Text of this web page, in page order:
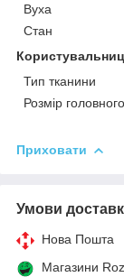
Вуха
Стан
Тип тканини
Розмір
Приховати
Умови
Нова Пошта
Магазини